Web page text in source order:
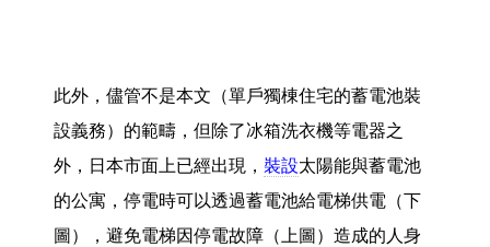
此外，儘管不是本文（單戶獨棟住宅的蓄電池裝
設義務）的範疇，但除了冰箱洗衣機等電器之
外，日本市面上已經出現， 裝設太陽能與蓄電池
的公寓，停電時可以透過蓄電池給電梯供電（下
圖），避免電梯因停電故障（上圖）造成的人身